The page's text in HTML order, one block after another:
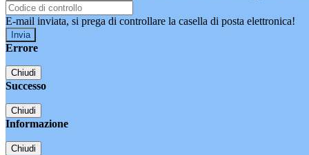
E-mail inviata, si prega di controllare la casella di posta elettronica!
Errore
Chiudi
Successo
Chiudi
Informazione
Chiudi